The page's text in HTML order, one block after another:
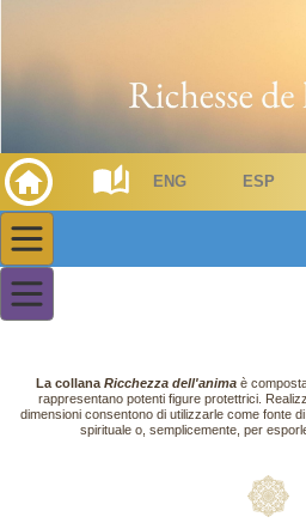
ENG ESP
La collana Ricchezza dell'anima è
rappresentano potenti figure protettrici.
dimensioni consentono di utilizzarle come fonte
spirituale o, semplicemente, per